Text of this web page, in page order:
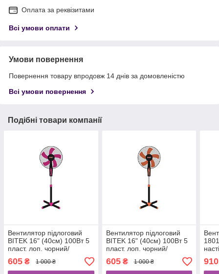
Оплата за реквізитами
Всі умови оплати
Умови повернення
Повернення товару впродовж 14 днів за домовленістю
Всі умови повернення
Подібні товари компанії
Вентилятор підлоговий
BITEK 16" (40см) 100Вт 5
пласт. лоп. чорний/
фіолетовий BT-1630BP
605 ₴ 1 000 ₴
Вентилятор підлоговий
BITEK 16" (40см) 100Вт 5
пласт. лоп. чорний/
оранжевий BT-1630BO
605₴ 1 000 ₴ 910